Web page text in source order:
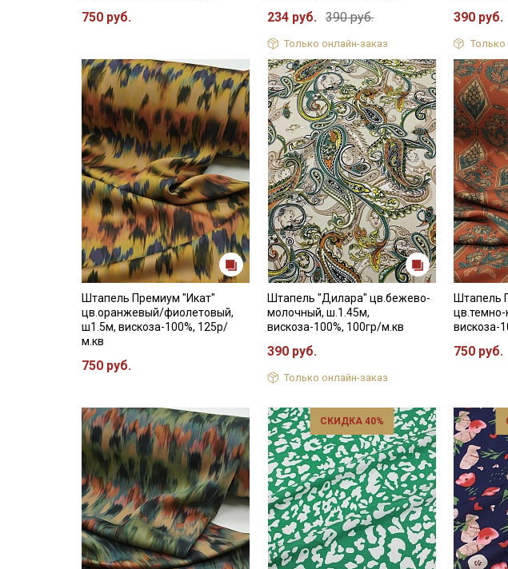
750 руб. 234 руб. 390 руб.
Только онлайн-заказ
390 руб.
Только
Штапель Премиум "Икат"
цв.оранжевый/фиолетовый,
ш1.5м, вискоза-100%, 125р/
м.кв
750 руб.
Штапель "Дилара" цв.бежево-
молочный, ш.1.45м,
вискоза-100%, 100гр/м.кв
390 руб.
Только онлайн-заказ
Штапель
вискоза-
750 руб.
СКИДКА 40%
Ознакомлен(а) с
данных
и даю
данных
ДаюСогласие на
информационных